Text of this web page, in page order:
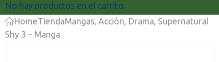
No hay productos en el carrito.
HomeTiendaMangas, Acción, Drama, Supernatural
Shy 3 – Manga